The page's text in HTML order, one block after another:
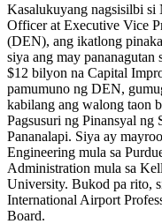
Kasalukuyang nagsisilbi
Officer at Executive Vice
(DEN), ang ikatlong
siya ang may pananagutan
$12 bilyon na Capital
pamumuno ng DEN,
kabilang ang walong taon
Pagsusuri ng Pinansyal
Pananalapi. Siya ay
Engineering mula sa
Administration mula sa
University. Bukod pa rito,
International Airport
Board.